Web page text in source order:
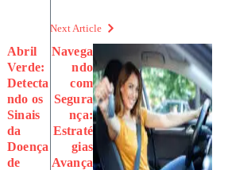
Abril
Verde:
Detecta
ndo os
Sinais
da
Doença
de
Next Article
Navega
ndo
com
Segura
nça:
Estraté
gias
Avança